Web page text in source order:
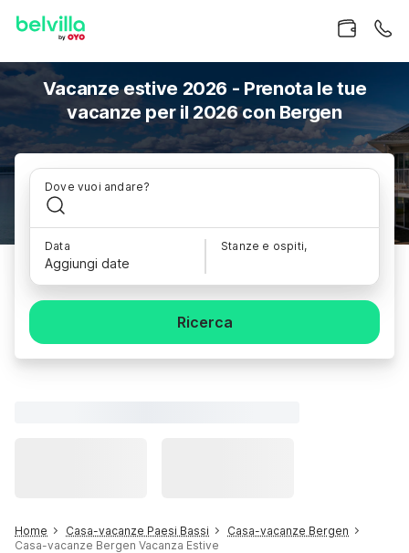
Vacanze estive 2026 - Prenota le tue
vacanze per il 2026 con Bergen
Dove vuoi andare?
Data
Aggiungi date
Stanze e ospiti,
Ricerca
Home Casa-vacanze Paesi Bassi
Casa-vacanze Bergen
Casa-vacanze Bergen Vacanza Estive